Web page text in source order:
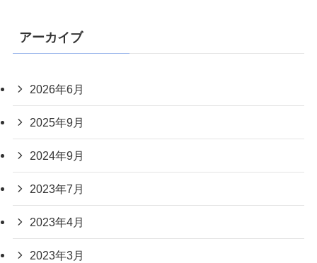
アーカイブ
2026年6月
2025年9月
2024年9月
2023年7月
2023年4月
2023年3月